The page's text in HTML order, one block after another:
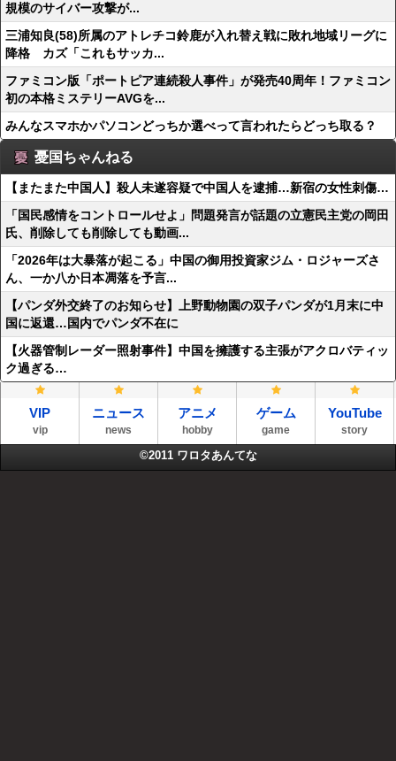
規模のサイバー攻撃が...
三浦知良(58)所属のアトレチコ鈴鹿が入れ替え戦に敗れ地域リーグに
降格 カズ「これもサッカ...
ファミコン版「ポートピア連続殺人事件」が発売40周年！ファミコン
初の本格ミステリーAVGを...
みんなスマホかパソコンどっちか選べって言われたらどっち取る？
憂国ちゃんねる
【またまた中国人】殺人未遂容疑で中国人を逮捕…新宿の女性刺傷…
「国民感情をコントロールせよ」問題発言が話題の立憲民主党の岡田
氏、削除しても削除しても動画...
「2026年は大暴落が起こる」中国の御用投資家ジム・ロジャーズさ
ん、一か八か日本凋落を予言...
【パンダ外交終了のお知らせ】上野動物園の双子パンダが1月末に中
国に返還…国内でパンダ不在に
【火器管制レーダー照射事件】中国を擁護する主張がアクロバティッ
ク過ぎる…
VIP
vip
ニュース
news
アニメ
hobby
ゲーム
game
YouTube
story
©2011 ワロタあんてな